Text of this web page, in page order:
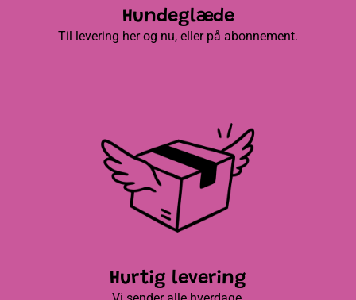
Hundeglæde
Til levering her og nu, eller på abonnement.
Hurtig levering